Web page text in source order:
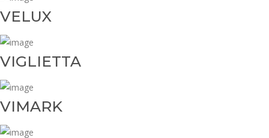
VELUX
VIGLIETTA
VIMARK